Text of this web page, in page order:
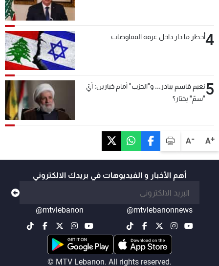
A+
A-
4أخطر ما دار داخل غرفة المفاوضات
5نعيم قاسم يبادر... و"الحزب" أمام خيارين: أيّ
"سمّ" يختار؟
أهم الأخبار و الفيديوهات في بريدك الالكتروني
@mtvlebanonnews
@mtvlebanon
© MTV Lebanon. All rights reserved.